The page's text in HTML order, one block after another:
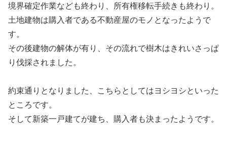
境界確定作業なども終わり、所有権移転手続きも終わり。
土地建物は購入者である不動産屋のモノとなったようで
す。
その後建物の解体が有り、その流れで樹木はきれいさっぱ
り伐採されました。
約束通りとなりました、こちらとしてはヨシヨシといった
ところです。
そして新築一戸建てが建ち、購入者も決まったようです。